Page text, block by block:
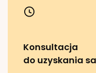
Konsultacja
do uzyskania